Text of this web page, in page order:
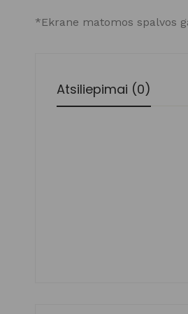
*Ekrane matomos spalvos
Atsiliepimai (0)